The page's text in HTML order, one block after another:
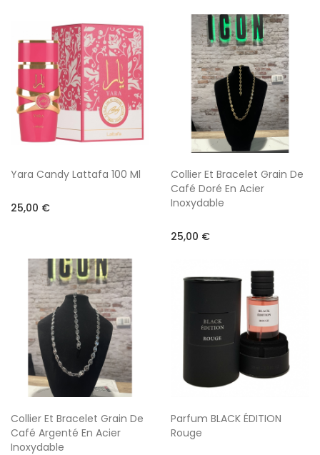
Yara Candy Lattafa 100 Ml
25,00 €
Collier Et Bracelet Grain De
Café Doré En Acier
Inoxydable
25,00 €
Collier Et Bracelet Grain De
Café Argenté En Acier
Inoxydable
Parfum BLACK ÉDITION
Rouge